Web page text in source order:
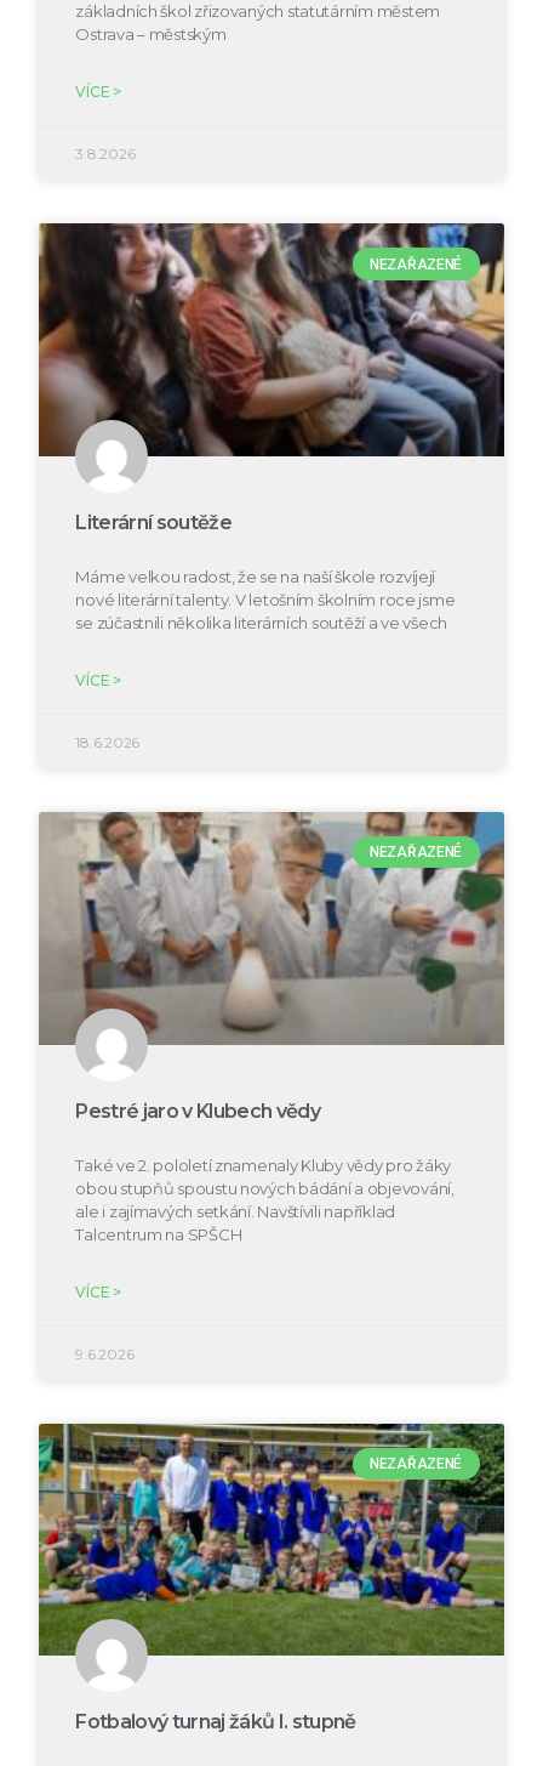
základních škol zřizovaných statutárním městem
Ostrava – městským
VÍCE >
3.8.2026
NEZAŘAZENÉ
Literární soutěže
Máme velkou radost, že se na naší škole rozvíjejí
nové literární talenty. V letošním školním roce jsme
se zúčastnili několika literárních soutěží a ve všech
VÍCE >
18.6.2026
NEZAŘAZENÉ
Pestré jaro v Klubech vědy
Také ve 2. pololetí znamenaly Kluby vědy pro žáky
obou stupňů spoustu nových bádání a objevování,
ale i zajímavých setkání. Navštívili například
Talcentrum na SPŠCH
VÍCE >
9.6.2026
NEZAŘAZENÉ
Fotbalový turnaj žáků I. stupně